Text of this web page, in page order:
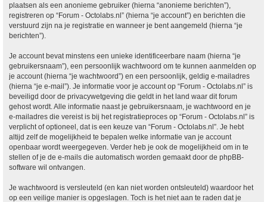
plaatsen als een anonieme gebruiker (hierna “anonieme berichten”),
registreren op “Forum - Octolabs.nl” (hierna “je account”) en berichten die
verstuurd zijn na je registratie en wanneer je bent aangemeld (hierna “je
berichten”).
Je account bevat minstens een unieke identificeerbare naam (hierna “je
gebruikersnaam”), een persoonlijk wachtwoord om te kunnen aanmelden op
je account (hierna “je wachtwoord”) en een persoonlijk, geldig e-mailadres
(hierna “je e-mail”). Je informatie voor je account op “Forum - Octolabs.nl” is
beveiligd door de privacywetgeving die geldt in het land waar dit forum
gehost wordt. Alle informatie naast je gebruikersnaam, je wachtwoord en je
e-mailadres die vereist is bij het registratieproces op “Forum - Octolabs.nl” is
verplicht of optioneel, dat is een keuze van “Forum - Octolabs.nl”. Je hebt
altijd zelf de mogelijkheid te bepalen welke informatie van je account
openbaar wordt weergegeven. Verder heb je ook de mogelijkheid om in te
stellen of je de e-mails die automatisch worden gemaakt door de phpBB-
software wil ontvangen.
Je wachtwoord is versleuteld (en kan niet worden ontsleuteld) waardoor het
op een veilige manier is opgeslagen. Toch is het niet aan te raden dat je